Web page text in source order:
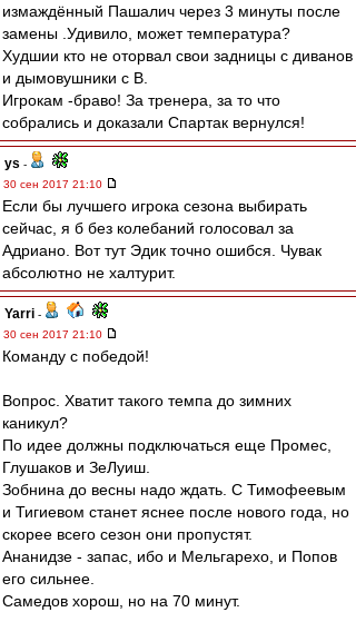
измаждённый Пашалич через 3 минуты после
замены .Удивило, может температура?
Худшии кто не оторвал свои задницы с диванов
и дымовушники с B.
Игрокам -браво! За тренера, за то что
собрались и доказали Спартак вернулся!
ys -
30 сен 2017 21:10
Если бы лучшего игрока сезона выбирать
сейчас, я б без колебаний голосовал за
Адриано. Вот тут Эдик точно ошибся. Чувак
абсолютно не халтурит.
Yarri -
30 сен 2017 21:10
Команду с победой!
Вопрос. Хватит такого темпа до зимних
каникул?
По идее должны подключаться еще Промес,
Глушаков и ЗеЛуиш.
Зобнина до весны надо ждать. С Тимофеевым
и Тигиевом станет яснее после нового года, но
скорее всего сезон они пропустят.
Ананидзе - запас, ибо и Мельгарехо, и Попов
его сильнее.
Самедов хорош, но на 70 минут.